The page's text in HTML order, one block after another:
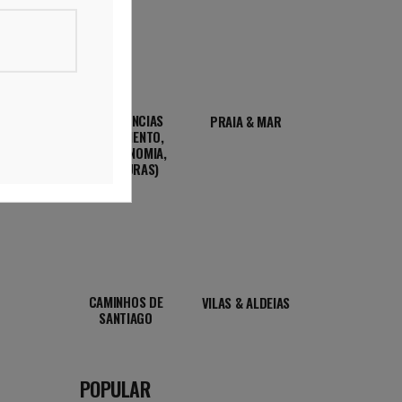
EXPERIÊNCIAS
(ALOJAMENTO,
GASTRONOMIA,
AVENTURAS)
PRAIA & MAR
CAMINHOS DE
SANTIAGO
VILAS & ALDEIAS
POPULAR